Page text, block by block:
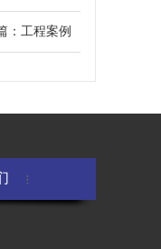
： 工程案例